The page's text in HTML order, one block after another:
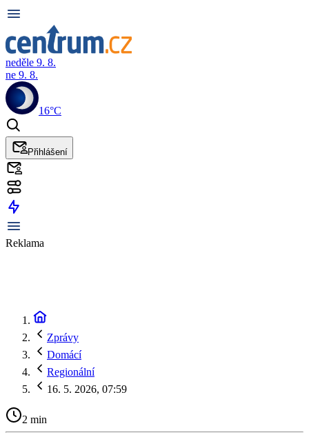
neděle 9. 8.
ne 9. 8.
16°C
Přihlášení
Reklama
Zprávy
Domácí
Regionální
16. 5. 2026, 07:59
2 min